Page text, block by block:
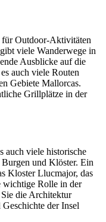
für Outdoor-Aktivitäten
viele Wanderwege in
Ausblicke auf die
auch viele Routen
Gebiete Mallorcas.
Grillplätze in der
auch viele historische
und Klöster. Ein
Kloster Llucmajor, das
wichtige Rolle in der
die Architektur
der Insel